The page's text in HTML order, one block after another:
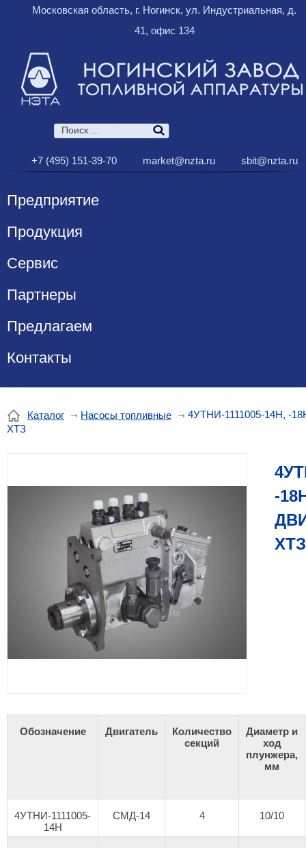
Московская область, г. Ногинск, ул. Индустриальная, д.
41, офис 134
+7 (495) 151-39-70 market@nzta.ru sbit@nzta.ru
Предприятие
Продукция
Сервис
Партнеры
Предлагаем
Контакты
Каталог Насосы топливные
4УТНИ-1111005-14Н, -
ХТЗ
-
ХТЗ
Обозначение Двигатель
Количество
секций
Диаметр и
ход
плунжера,
мм
4УТНИ-1111005-
14Н
СМД-14 4 10/10